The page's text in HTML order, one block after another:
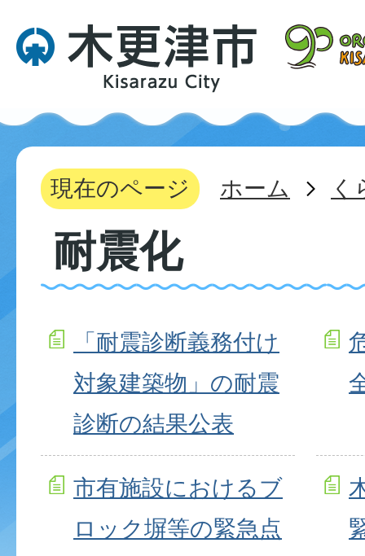
現在のページ ホーム く
耐震化
「耐震診断義務付け
対象建築物」の耐震
診断の結果公表
市有施設におけるブ
ロック塀等の緊急点